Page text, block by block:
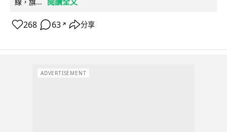
線，旗...
268 63 ↗ 分享
ADVERTISEMENT